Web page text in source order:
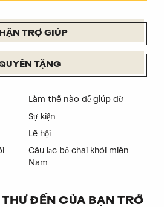
TRỢ GIÚP
TẶNG
Làm thế nào để giúp đỡ
Sự kiện
Lễ hội
Câu lạc bộ chai khói miền
Nam
ĐẾN CỦA BẠN TRỞ